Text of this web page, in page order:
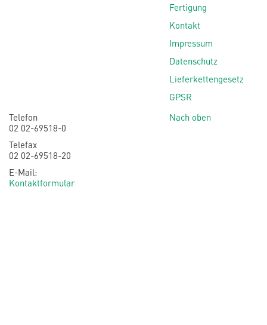
Fertigung
Kontakt
Impressum
Datenschutz
Lieferkettengesetz
GPSR
Telefon
02 02-69518-0
Telefax
02 02-69518-20
E-Mail:
Kontaktformular
Nach oben